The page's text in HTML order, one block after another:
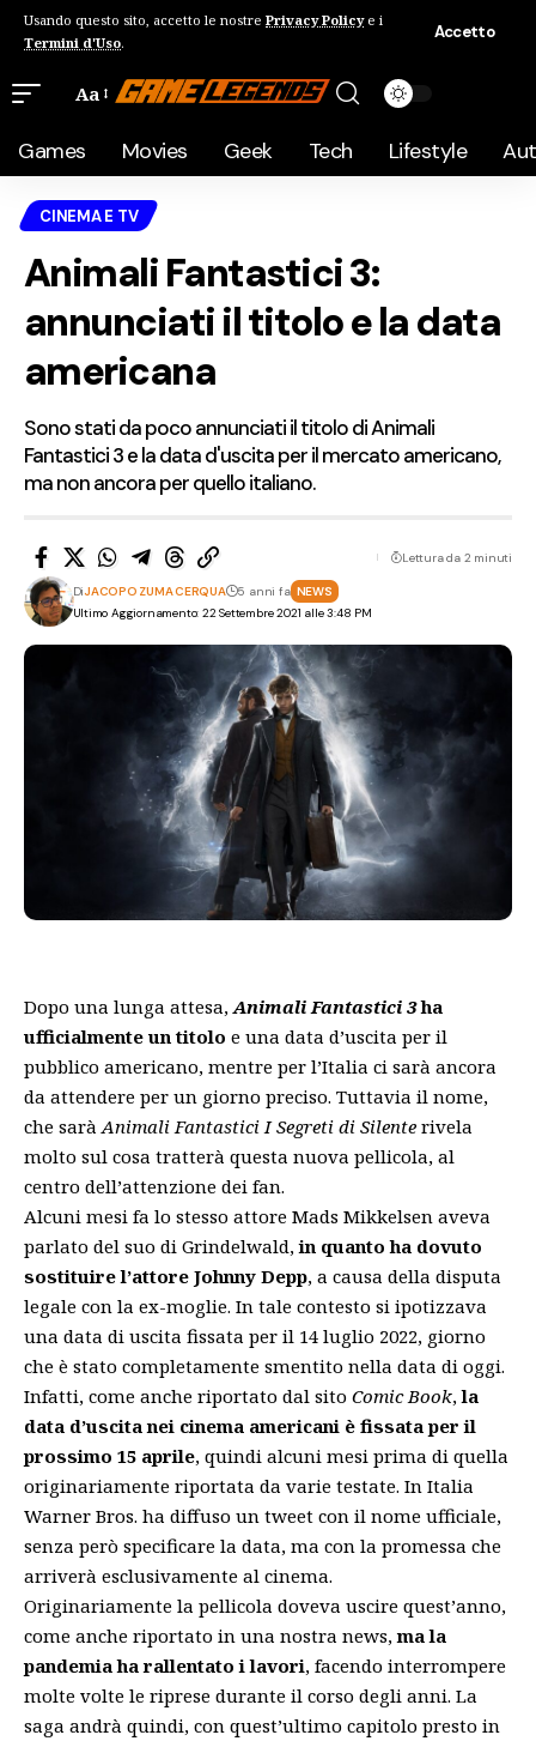
Usando questo sito, accetto le nostre Privacy Policye i
Termini d'Uso.
Accetto
Aa
Games Movies Geek Tech Lifestyle
CINEMA E TV
Animali Fantastici 3:
annunciati il titolo e la data
americana
Sono stati da poco annunciati il titolo di Animali
Fantastici 3 e la data d'uscita per il mercato americano,
ma non ancora per quello italiano.
Ultimo Aggiornamento: 22 Settembre 2021 alle 3:48 PM
DiJACOPO ZUMA CERQUA 5 anni fa NEWS
Lettura da 2 minuti
Dopo una lunga attesa, Animali Fantastici 3ha
ufficialmente un titolo e una data d’uscita per il
pubblico americano, mentre per l’Italia ci sarà ancora
da attendere per un giorno preciso. Tuttavia il nome,
che sarà Animali Fantastici I Segreti di Silente rivela
molto sul cosa tratterà questa nuova pellicola, al
centro dell’attenzione dei fan.
Alcuni mesi fa lo stesso attore Mads Mikkelsen aveva
parlato del suo di Grindelwald,in quanto ha dovuto
sostituire l’attore Johnny Depp, a causa della disputa
legale con la ex-moglie. In tale contesto si ipotizzava
una data di uscita fissata per il 14 luglio 2022, giorno
che è stato completamente smentito nella data di oggi.
Infatti, come anche riportato dal sito Comic Book,la
data d’uscita nei cinema americani è fissata per il
prossimo 15 aprile, quindi alcuni mesi prima di quella
originariamente riportata da varie testate. In Italia
Warner Bros. ha diffuso un tweet con il nome ufficiale,
senza però specificare la data, ma con la promessa che
arriverà esclusivamente al cinema.
Originariamente la pellicola doveva uscire quest’anno,
come anche riportato in una nostra news,ma la
pandemia ha rallentato i lavori, facendo interrompere
molte volte le riprese durante il corso degli anni. La
saga andrà quindi, con quest’ultimo capitolo presto in